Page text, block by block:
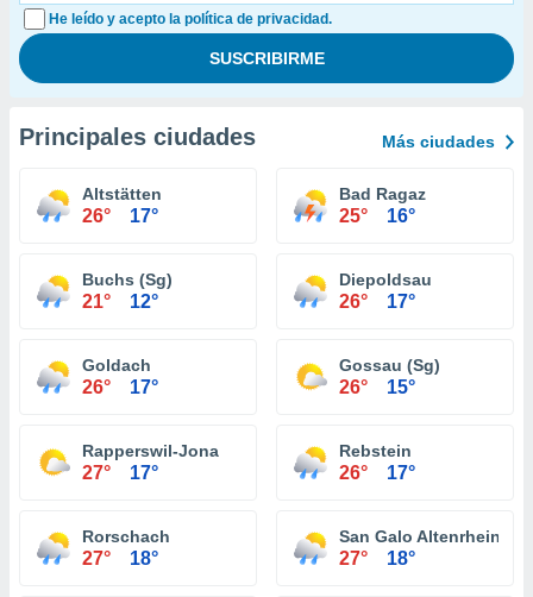
He leído y acepto la política de privacidad.
Principales ciudades Más ciudades
Altstätten
26° 17°
Bad Ragaz
25° 16°
Buchs (Sg)
21° 12°
Diepoldsau
26° 17°
Goldach
26° 17°
Gossau (Sg)
26° 15°
Rapperswil-Jona
27° 17°
Rebstein
26° 17°
Rorschach
27° 18°
San Galo Altenrhein
27° 18°